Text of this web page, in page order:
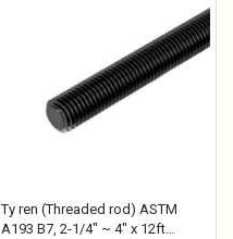
Ty ren (Threaded rod) ASTM
A193 B7, 2-1/4" ~ 4" x 12ft